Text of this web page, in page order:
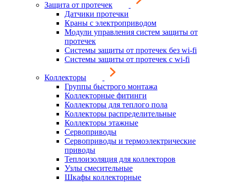
Защита от протечек
Датчики протечки
Краны с электроприводом
Модули управления систем защиты от
протечек
Системы защиты от протечек без wi-fi
Системы защиты от протечек с wi-fi
Коллекторы
Группы быстрого монтажа
Коллекторные фитинги
Коллекторы для теплого пола
Коллекторы распределительные
Коллекторы этажные
Сервоприводы
Сервоприводы и термоэлектрические
приводы
Теплоизоляция для коллекторов
Узлы смесительные
Шкафы коллекторные